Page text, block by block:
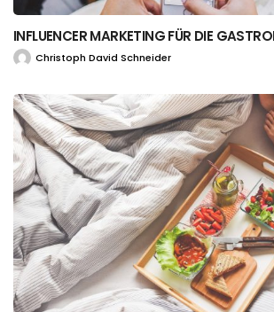
INFLUENCER MARKETING FÜR DIE
Christoph David Schneider